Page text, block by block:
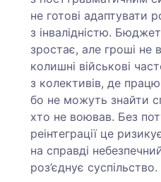
не готові адаптувати
з інвалідністю.
зростає, але гроші не
колишні військові
з колективів, де
бо не можуть знайти
хто не воював. Без
реінтеграції це
на справді
роз’єднує суспільство.